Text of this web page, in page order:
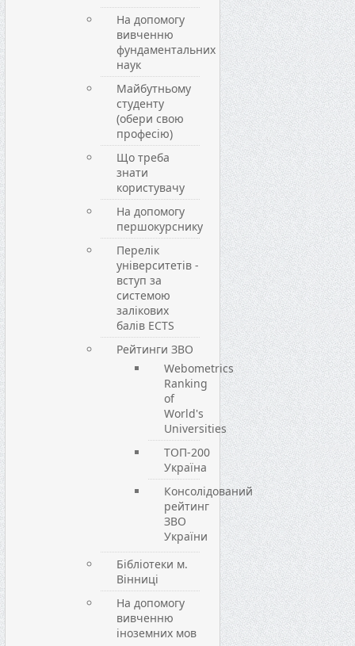
На допомогу
вивченню
фундаментальних
наук
Майбутньому
студенту
(обери свою
професію)
Що треба
знати
користувачу
На допомогу
першокурснику
Перелік
університетів -
вступ за
системою
залікових
балів ECTS
Рейтинги ЗВО
Webometrics
Ranking
of
World's
Universities
ТОП-200
Україна
Консолідований
рейтинг
ЗВО
України
Бібліотеки м.
Вінниці
На допомогу
вивченню
іноземних мов